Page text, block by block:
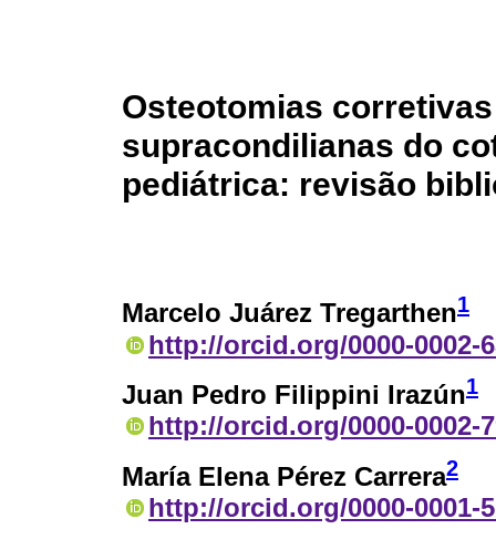
Osteotomias
supracondilianas do
pediátrica: revisão
Marcelo Juárez Tregarthen1
http://orcid.org/0000-0002-
Juan Pedro Filippini Irazún1
http://orcid.org/0000-0002-
María Elena Pérez Carrera2
http://orcid.org/0000-0001-